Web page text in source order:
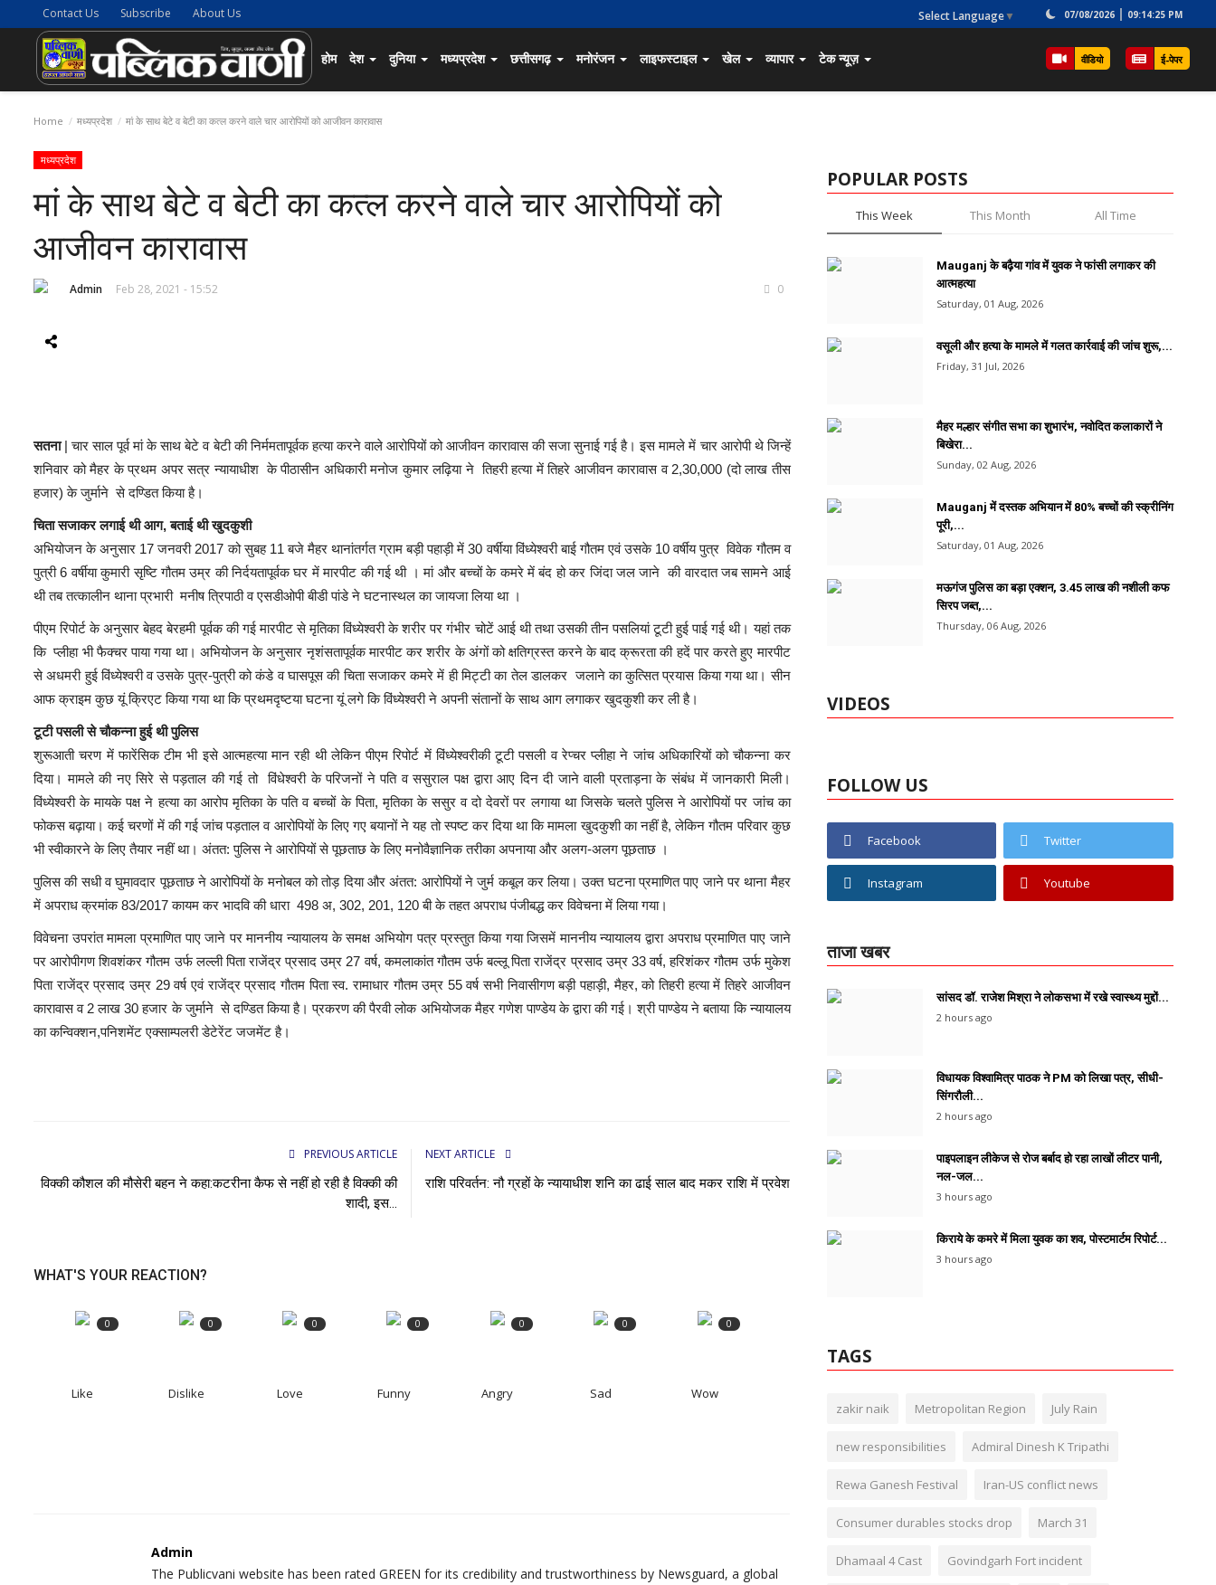
Contact Us Subscribe About Us Select Language▼ 07/08/2026 09:14:25 PM
होम देश दुनिया मध्यप्रदेश छत्तीसगढ़ मनोरंजन लाइफस्टाइल खेल व्यापार टेक न्यूज़ वीडियो ई-पेपर
Home मध्यप्रदेश मां के साथ बेटे व बेटी का कत्ल करने वाले चार आरोपियों को आजीवन कारावास
मध्यप्रदेश
मां के साथ बेटे व बेटी का कत्ल करने वाले चार आरोपियों को
आजीवन कारावास
Admin Feb 28, 2021 - 15:52 0
सतना| चार साल पूर्व मां के साथ बेटे व बेटी की निर्ममतापूर्वक हत्या करने वाले आरोपियों को आजीवन कारावास की सजा सुनाई गई है। इस मामले में चार आरोपी थे जिन्हें
शनिवार को मैहर के प्रथम अपर सत्र न्यायाधीश के पीठासीन अधिकारी मनोज कुमार लढ़िया ने तिहरी हत्या में तिहरे आजीवन कारावास व 2,30,000 (दो लाख तीस
हजार) के जुर्माने से दण्डित किया है।
चिता सजाकर लगाई थी आग, बताई थी खुदकुशी
अभियोजन के अनुसार 17 जनवरी 2017 को सुबह 11 बजे मैहर थानांतर्गत ग्राम बड़ी पहाड़ी में 30 वर्षीया विंध्येश्वरी बाई गौतम एवं उसके 10 वर्षीय पुत्र विवेक गौतम व
पुत्री 6 वर्षीया कुमारी सृष्टि गौतम उम्र की निर्दयतापूर्वक घर में मारपीट की गई थी । मां और बच्चों के कमरे में बंद हो कर जिंदा जल जाने की वारदात जब सामने आई
थी तब तत्कालीन थाना प्रभारी मनीष त्रिपाठी व एसडीओपी बीडी पांडे ने घटनास्थल का जायजा लिया था ।
पीएम रिपोर्ट के अनुसार बेहद बेरहमी पूर्वक की गई मारपीट से मृतिका विंध्येश्वरी के शरीर पर गंभीर चोटें आई थी तथा उसकी तीन पसलियां टूटी हुई पाई गई थी। यहां तक
कि प्लीहा भी फैक्चर पाया गया था। अभियोजन के अनुसार नृशंसतापूर्वक मारपीट कर शरीर के अंगों को क्षतिग्रस्त करने के बाद क्रूरता की हदें पार करते हुए मारपीट
से अधमरी हुई विंध्येश्वरी व उसके पुत्र-पुत्री को कंडे व घासपूस की चिता सजाकर कमरे में ही मिट्टी का तेल डालकर जलाने का कुत्सित प्रयास किया गया था। सीन
आफ क्राइम कुछ यूं क्रिएट किया गया था कि प्रथमदृष्टया घटना यूं लगे कि विंध्येश्वरी ने अपनी संतानों के साथ आग लगाकर खुदकुशी कर ली है।
टूटी पसली से चौकन्ना हुई थी पुलिस
शुरूआती चरण में फारेंसिक टीम भी इसे आत्महत्या मान रही थी लेकिन पीएम रिपोर्ट में विंध्येश्वरीकी टूटी पसली व रेप्चर प्लीहा ने जांच अधिकारियों को चौकन्ना कर
दिया। मामले की नए सिरे से पड़ताल की गई तो विंधेश्वरी के परिजनों ने पति व ससुराल पक्ष द्वारा आए दिन दी जाने वाली प्रताड़ना के संबंध में जानकारी मिली।
विंध्येश्वरी के मायके पक्ष ने हत्या का आरोप मृतिका के पति व बच्चों के पिता, मृतिका के ससुर व दो देवरों पर लगाया था जिसके चलते पुलिस ने आरोपियों पर जांच का
फोकस बढ़ाया। कई चरणों में की गई जांच पड़ताल व आरोपियों के लिए गए बयानों ने यह तो स्पष्ट कर दिया था कि मामला खुदकुशी का नहीं है, लेकिन गौतम परिवार कुछ
भी स्वीकारने के लिए तैयार नहीं था। अंतत: पुलिस ने आरोपियों से पूछताछ के लिए मनोवैज्ञानिक तरीका अपनाया और अलग-अलग पूछताछ ।
पुलिस की सधी व घुमावदार पूछताछ ने आरोपियों के मनोबल को तोड़ दिया और अंतत: आरोपियों ने जुर्म कबूल कर लिया। उक्त घटना प्रमाणित पाए जाने पर थाना मैहर
में अपराध क्रमांक 83/2017 कायम कर भादवि की धारा 498 अ, 302, 201, 120 बी के तहत अपराध पंजीबद्ध कर विवेचना में लिया गया।
विवेचना उपरांत मामला प्रमाणित पाए जाने पर माननीय न्यायालय के समक्ष अभियोग पत्र प्रस्तुत किया गया जिसमें माननीय न्यायालय द्वारा अपराध प्रमाणित पाए जाने
पर आरोपीगण शिवशंकर गौतम उर्फ लल्ली पिता राजेंद्र प्रसाद उम्र 27 वर्ष, कमलाकांत गौतम उर्फ बल्लू पिता राजेंद्र प्रसाद उम्र 33 वर्ष, हरिशंकर गौतम उर्फ मुकेश
पिता राजेंद्र प्रसाद उम्र 29 वर्ष एवं राजेंद्र प्रसाद गौतम पिता स्व. रामाधार गौतम उम्र 55 वर्ष सभी निवासीगण बड़ी पहाड़ी, मैहर, को तिहरी हत्या में तिहरे आजीवन
कारावास व 2 लाख 30 हजार के जुर्माने से दण्डित किया है। प्रकरण की पैरवी लोक अभियोजक मैहर गणेश पाण्डेय के द्वारा की गई। श्री पाण्डेय ने बताया कि न्यायालय
का कन्विक्शन,पनिशमेंट एक्साम्पलरी डेटेरेंट जजमेंट है।
PREVIOUS ARTICLE
विक्की कौशल की मौसेरी बहन ने कहा:कटरीना कैफ से नहीं हो रही है विक्की की
शादी, इस...
NEXT ARTICLE
राशि परिवर्तन: नौ ग्रहों के न्यायाधीश शनि का ढाई साल बाद मकर राशि में प्रवेश
WHAT'S YOUR REACTION?
0
Like
0
Dislike
0
Love
0
Funny
0
Angry
0
Sad
0
Wow
Admin
The Publicvani website has been rated GREEN for its credibility and trustworthiness by Newsguard, a global
POPULAR POSTS
This Week This Month All Time
Mauganj के बढ़ैया गांव में युवक ने फांसी लगाकर की
आत्महत्या
Saturday, 01 Aug, 2026
वसूली और हत्या के मामले में गलत कार्रवाई की जांच शुरू,...
Friday, 31 Jul, 2026
मैहर मल्हार संगीत सभा का शुभारंभ, नवोदित कलाकारों ने
बिखेरा...
Sunday, 02 Aug, 2026
Mauganj में दस्तक अभियान में 80% बच्चों की स्क्रीनिंग
पूरी,...
Saturday, 01 Aug, 2026
मऊगंज पुलिस का बड़ा एक्शन, 3.45 लाख की नशीली कफ
सिरप जब्त,...
Thursday, 06 Aug, 2026
VIDEOS
FOLLOW US
Facebook Twitter
Instagram Youtube
ताजा खबर
सांसद डॉ. राजेश मिश्रा ने लोकसभा में रखे स्वास्थ्य मुद्दों...
2 hours ago
विधायक विश्वामित्र पाठक ने PM को लिखा पत्र, सीधी-
सिंगरौली...
2 hours ago
पाइपलाइन लीकेज से रोज बर्बाद हो रहा लाखों लीटर पानी,
नल-जल...
3 hours ago
किराये के कमरे में मिला युवक का शव, पोस्टमार्टम रिपोर्ट...
3 hours ago
TAGS
zakir naik Metropolitan Region July Rain
new responsibilities Admiral Dinesh K Tripathi
Rewa Ganesh Festival Iran-US conflict news
Consumer durables stocks drop March 31
Dhamaal 4 Cast Govindgarh Fort incident